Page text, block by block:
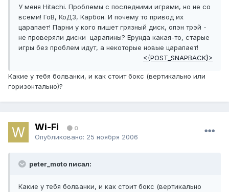
У меня Hitachi. Проблемы с последними играми, но не со
всеми! ГоВ, КоД3, Карбон. И почему то привод их
царапает! Парни у кого пишет грязный диск, опэн трэй -
не проверяли диски царапины? Ерунда какая-то, старые
игры без проблем идут, а некоторые новые царапает!
<{POST_SNAPBACK}>
Какие у тебя болванки, и как стоит бокс (вертикально или
горизонтально)?
Wi-Fi 0
Опубликовано: 25 ноября 2006
peter_moto писал:
Какие у тебя болванки, и как стоит бокс (вертикально